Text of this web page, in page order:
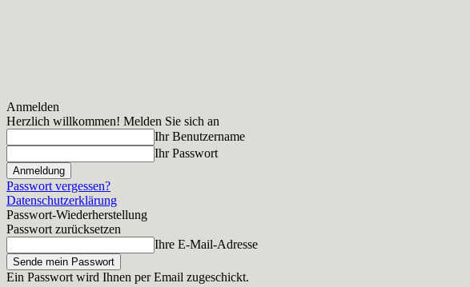
Anmelden
Herzlich willkommen! Melden Sie sich an
Ihr Benutzername
Ihr Passwort
Passwort vergessen?
Datenschutzerklärung
Passwort-Wiederherstellung
Passwort zurücksetzen
Ihre E-Mail-Adresse
Ein Passwort wird Ihnen per Email zugeschickt.